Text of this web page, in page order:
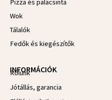
Pizza és palacsinta
Wok
Tálalók
Fedők és kiegészítők
INFORMÁCIÓK
Rólunk
Jótállás, garancia